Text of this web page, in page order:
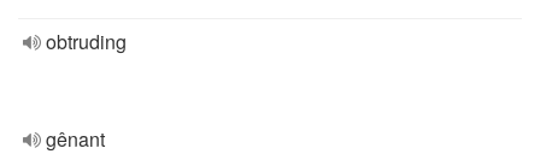
obtruding
gênant